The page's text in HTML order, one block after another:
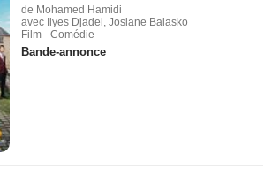
de Mohamed Hamidi
avec Ilyes Djadel, Josiane Balasko
Film - Comédie
Bande-annonce